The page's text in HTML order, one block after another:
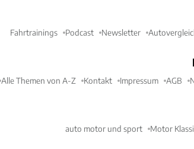
Fahrtrainings Podcast Newsletter
Alle Themen von A-Z Kontakt Impressum AGB
auto motor und sport Motor